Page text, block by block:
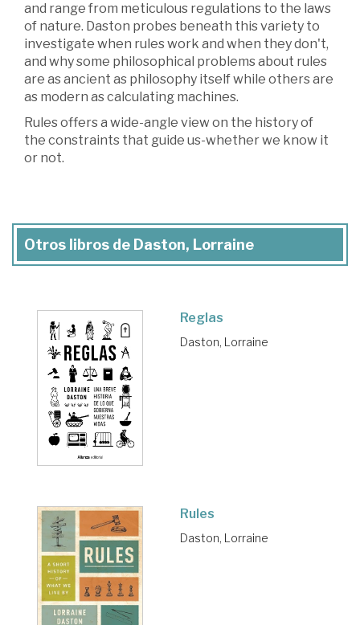
and range from meticulous regulations to the laws
of nature. Daston probes beneath this variety to
investigate when rules work and when they don't,
and why some philosophical problems about rules
are as ancient as philosophy itself while others are
as modern as calculating machines.
Rules offers a wide-angle view on the history of
the constraints that guide us-whether we know it
or not.
Otros libros de Daston, Lorraine
Reglas
Daston, Lorraine
Rules
Daston, Lorraine